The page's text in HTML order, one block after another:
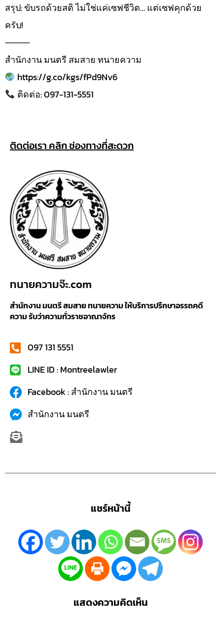
สรุป: ขับรถด้วยสติ ไม่ใช่แค่เซฟชีวิต… แต่เซฟคุกด้วย
ครับ!
⸻
สำนักงาน มนตรี สมสาย ทนายความ
https://g.co/kgs/fPd9Nv6
ติดต่อ: 097-131-5551
ติดต่อเรา คลิก ช่องทางที่สะดวก
ทนายความจ๊ะ.com
สำนักงาน มนตรี สมสาย ทนายความ ให้บริการปรึกษาอรรถคดี
ความ รับว่าความทั่วราชอาณาจักร
097 131 5551
LINE ID : Montreelawler
Facebook : สำนักงาน มนตรี
สำนักงาน มนตรี
แชร์หน้านี้
แสดงความคิดเห็น